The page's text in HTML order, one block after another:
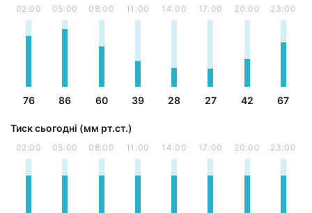
02:00
76
05:00
86
08:00
60
11:00
39
14:00
28
17:00
27
20:00
42
23:00
67
Тиск сьогодні (мм рт.ст.)
02:00 05:00 08:00 11:00 14:00 17:00 20:00 23:00